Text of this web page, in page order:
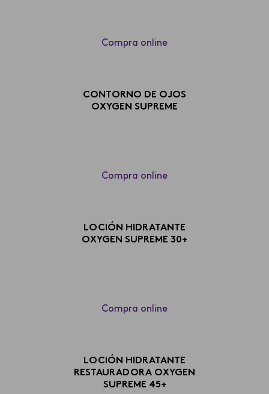
Compra online
CONTORNO DE OJOS
OXYGEN SUPREME
Compra online
LOCIÓN HIDRATANTE
OXYGEN SUPREME 30+
Compra online
LOCIÓN HIDRATANTE
RESTAURADORA OXYGEN
SUPREME 45+